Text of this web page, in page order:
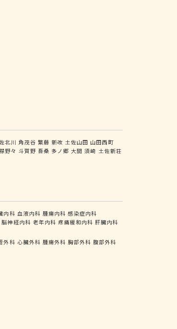
北川 角茂谷 繁藤 新改 土佐山田 山田西町
野々 斗賀野 吾桑 多ノ郷 大間 須崎 土佐新荘
内科 血液内科 腫瘍内科 感染症内科
脳神経内科 老年内科 疼痛緩和内科 肝臓内科
外科 心臓外科 腫瘍外科 胸部外科 腹部外科